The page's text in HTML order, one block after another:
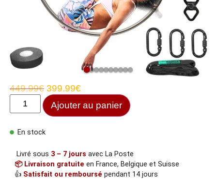
449.99€ 399.99€
Ajouter au panier
En stock
Livré sous 3 – 7 jours avec La Poste
📦 Livraison gratuite en France, Belgique et Suisse
👍 Satisfait ou remboursé pendant 14 jours